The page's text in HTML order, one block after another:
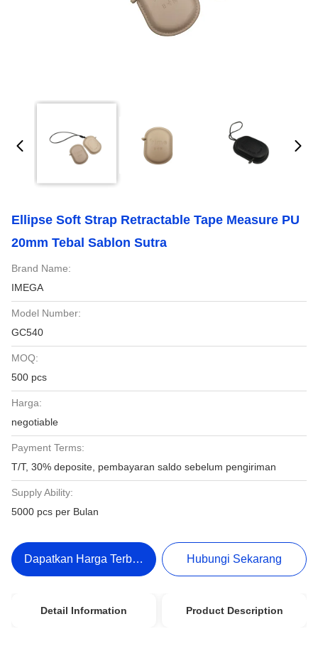
Ellipse Soft Strap Retractable Tape Measure PU
20mm Tebal Sablon Sutra
Brand Name:
IMEGA
Model Number:
GC540
MOQ:
500 pcs
Harga:
negotiable
Payment Terms:
T/T, 30% deposite, pembayaran saldo sebelum pengiriman
Supply Ability:
5000 pcs per Bulan
Dapatkan Harga Terbaik Hubungi Sekarang
Detail Information Product Description